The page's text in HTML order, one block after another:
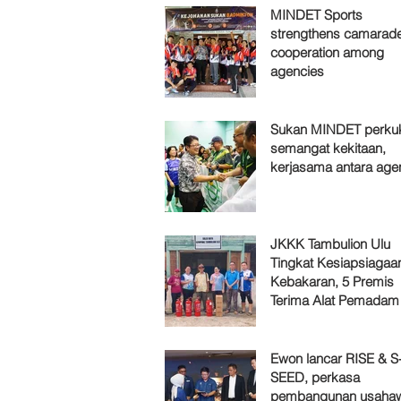
MINDET Sports
strengthens
cooperation among
agencies
Sukan MINDET
semangat kekitaan,
kerjasama antara
JKKK Tambulion Ulu
Tingkat
Kebakaran, 5 Premis
Terima Alat
Ewon lancar RISE &
SEED, perkasa
pembangunan